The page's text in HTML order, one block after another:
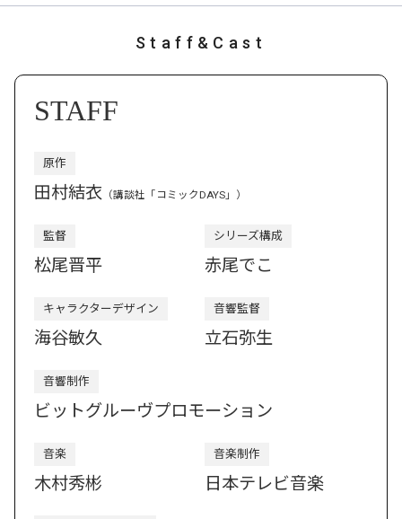
Staff&Cast
STAFF
原作
田村結衣 （講談社「コミックDAYS」）
監督
松尾晋平
シリーズ構成
赤尾でこ
キャラクターデザイン
海谷敏久
音響監督
立石弥生
音響制作
ビットグルーヴプロモーション
音楽
木村秀彬
音楽制作
日本テレビ音楽